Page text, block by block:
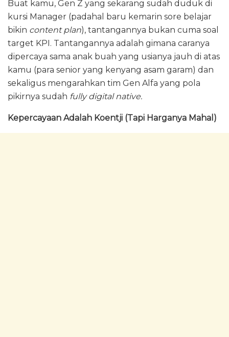
Buat kamu, Gen Z yang sekarang sudah duduk di
kursi Manager (padahal baru kemarin sore belajar
bikin content plan), tantangannya bukan cuma soal
target KPI. Tantangannya adalah gimana caranya
dipercaya sama anak buah yang usianya jauh di atas
kamu (para senior yang kenyang asam garam) dan
sekaligus mengarahkan tim Gen Alfa yang pola
pikirnya sudah fully digital native.
Kepercayaan Adalah Koentji (Tapi Harganya Mahal)